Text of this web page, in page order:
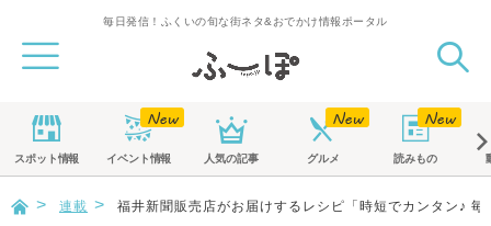
毎日発信！ふくいの旬な街ネタ&おでかけ情報ポータル
スポット情報 イベント情報 人気の記事 グルメ 読みもの
連載 福井新聞販売店がお届けするレシピ「時短でカンタン♪ 毎